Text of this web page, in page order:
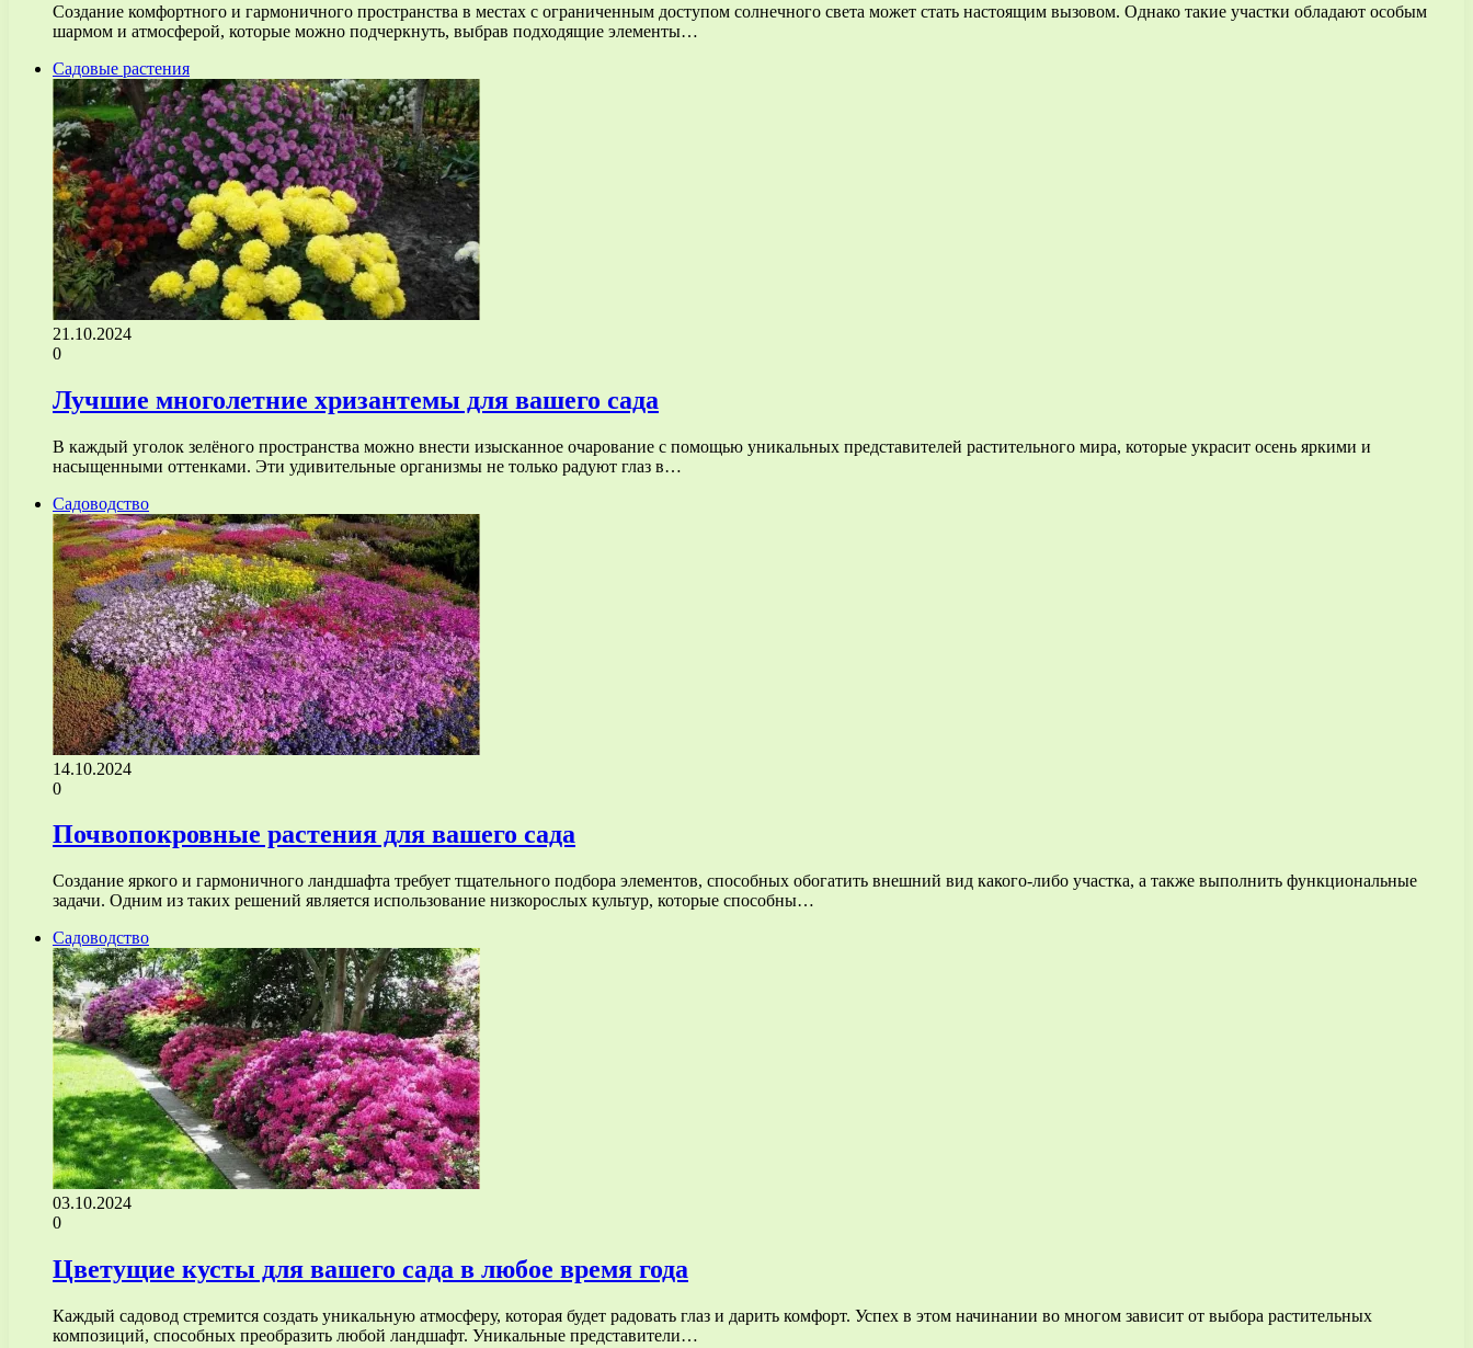
Создание комфортного и гармоничного пространства в местах с ограниченным доступом солнечного света может стать настоящим вызовом. Однако такие участки обладают особым
шармом и атмосферой, которые можно подчеркнуть, выбрав подходящие элементы…
Садовые растения
21.10.2024
0
Лучшие многолетние хризантемы для вашего сада
В каждый уголок зелёного пространства можно внести изысканное очарование с помощью уникальных представителей растительного мира, которые украсит осень яркими и
насыщенными оттенками. Эти удивительные организмы не только радуют глаз в…
Садоводство
14.10.2024
0
Почвопокровные растения для вашего сада
Создание яркого и гармоничного ландшафта требует тщательного подбора элементов, способных обогатить внешний вид какого-либо участка, а также выполнить функциональные
задачи. Одним из таких решений является использование низкорослых культур, которые способны…
Садоводство
03.10.2024
0
Цветущие кусты для вашего сада в любое время года
Каждый садовод стремится создать уникальную атмосферу, которая будет радовать глаз и дарить комфорт. Успех в этом начинании во многом зависит от выбора растительных
композиций, способных преобразить любой ландшафт. Уникальные представители…